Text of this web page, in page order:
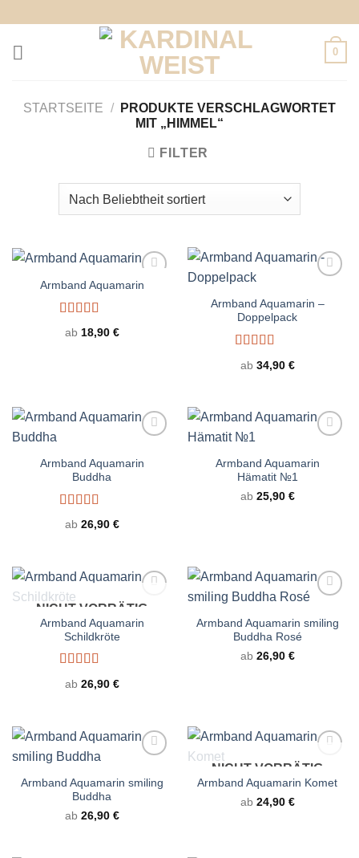
springen
0
STARTSEITE /
PRODUKTE VERSCHLAGWORTET
MIT „HIMMEL“
FILTER
Armband Aquamarin
Bewertet
mit 4.83
ab 18,90 €
Armband Aquamarin –
Doppelpack
Bewertet
mit 4.67
ab 34,90 €
Armband Aquamarin
Buddha
Bewertet
mit 5.00von
ab 26,90 €
Armband Aquamarin
Hämatit №1
ab 25,90 €
NICHT VORRÄTIG
Armband Aquamarin
Schildkröte
Bewertet
mit 5.00von
ab 26,90 €
Armband Aquamarin smiling
Buddha Rosé
ab 26,90 €
Armband Aquamarin smiling
Buddha
ab 26,90 €
NICHT VORRÄTIG
Armband Aquamarin Komet
ab 24,90 €